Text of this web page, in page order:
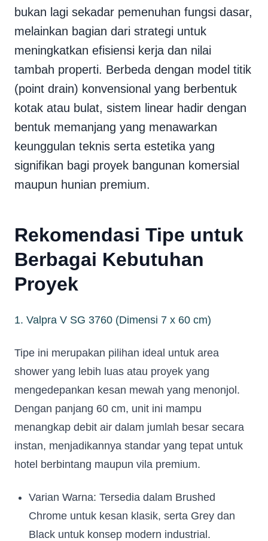
bukan lagi sekadar pemenuhan fungsi dasar,
melainkan bagian dari strategi untuk
meningkatkan efisiensi kerja dan nilai
tambah properti. Berbeda dengan model titik
(point drain) konvensional yang berbentuk
kotak atau bulat, sistem linear hadir dengan
bentuk memanjang yang menawarkan
keunggulan teknis serta estetika yang
signifikan bagi proyek bangunan komersial
maupun hunian premium.
Rekomendasi Tipe untuk
Berbagai Kebutuhan
Proyek
1. Valpra V SG 3760 (Dimensi 7 x 60 cm)
Tipe ini merupakan pilihan ideal untuk area
shower yang lebih luas atau proyek yang
mengedepankan kesan mewah yang menonjol.
Dengan panjang 60 cm, unit ini mampu
menangkap debit air dalam jumlah besar secara
instan, menjadikannya standar yang tepat untuk
hotel berbintang maupun vila premium.
Varian Warna: Tersedia dalam Brushed
Chrome untuk kesan klasik, serta Grey dan
Black untuk konsep modern industrial.